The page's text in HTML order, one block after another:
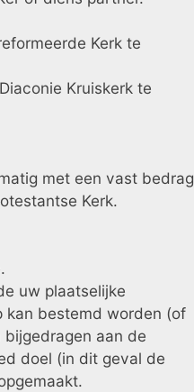
Kerk te
Kruiskerk te
met een vast bedrag
Kerk.
uw plaatselijke
kan bestemd worden (of
aan de
doel (in dit geval de